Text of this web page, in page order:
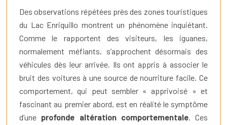
Des observations répétées près des zones touristiques
du Lac Enriquillo montrent un phénomène inquiétant.
Comme le rapportent des visiteurs, les iguanes,
normalement méfiants, s’approchent désormais des
véhicules dès leur arrivée. Ils ont appris à associer le
bruit des voitures à une source de nourriture facile. Ce
comportement, qui peut sembler « apprivoisé » et
fascinant au premier abord, est en réalité le symptôme
d’une profonde altération comportementale. Ces